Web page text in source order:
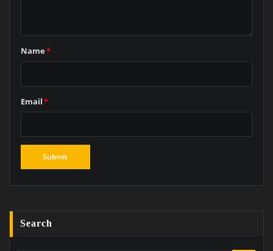
Name*
Email*
Search